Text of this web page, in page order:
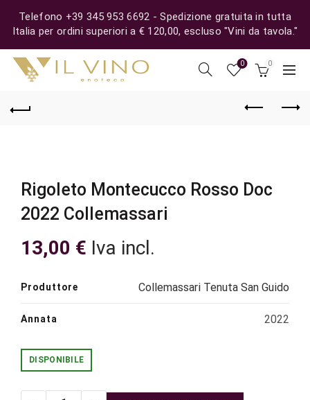
Telefono +39 345 953 6692 - Spedizione gratuita in tutta
Italia per ordini superiori a € 120,00, escluso "Vini da tavola."
0 0
Rigoleto Montecucco Rosso Doc
2022 Collemassari
13,00 € Iva incl.
Produttore Collemassari Tenuta San Guido
Annata 2022
DISPONIBILE